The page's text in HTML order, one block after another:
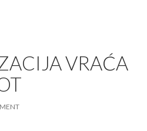
VRAĆA